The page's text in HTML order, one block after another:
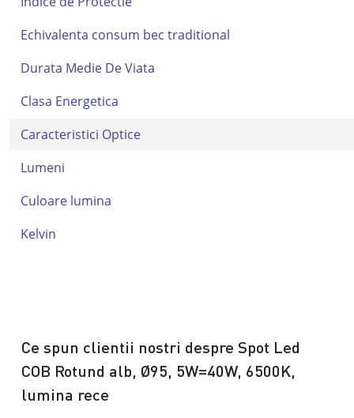
Echivalenta consum bec traditional
Durata Medie De Viata
Clasa Energetica
Caracteristici Optice
Lumeni
Culoare lumina
Kelvin
Ce spun clientii nostri despre Spot Led
COB Rotund alb, Ø95, 5W=40W, 6500K,
lumina rece